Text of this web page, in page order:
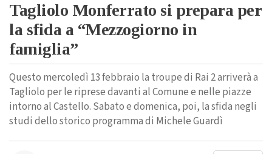
Tagliolo Monferrato si prepara per
la sfida a “Mezzogiorno in
famiglia”
Questo mercoledì 13 febbraio la troupe di Rai 2 arriverà a
Tagliolo per le riprese davanti al Comune e nelle piazze
intorno al Castello. Sabato e domenica, poi, la sfida negli
studi dello storico programma di Michele Guardì